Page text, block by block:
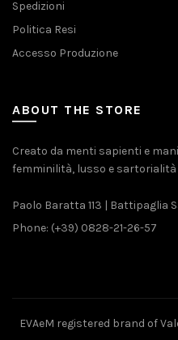
Spedizioni
Politica Resi
Accesso Produzione
ABOUT THE STORE
Creato da menti sapienti e
femminilità, lusso e sartorialità
Paolo Baratta 113 | Battipaglia
Phone: (+39) 0828-21-26-57
EVAeM registered brand of